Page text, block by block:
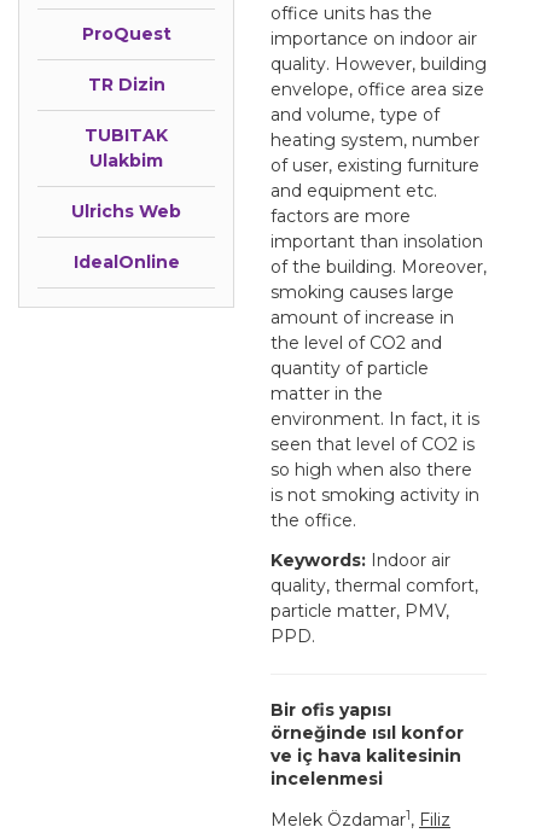
ProQuest
TR Dizin
TUBITAK
Ulakbim
Ulrichs Web
IdealOnline
office units has the
importance on indoor air
quality. However, building
envelope, office area size
and volume, type of
heating system, number
of user, existing furniture
and equipment etc.
factors are more
important than insolation
of the building. Moreover,
smoking causes large
amount of increase in
the level of CO2 and
quantity of particle
matter in the
environment. In fact, it is
seen that level of CO2 is
so high when also there
is not smoking activity in
the office.
Keywords: Indoor air
quality, thermal comfort,
particle matter, PMV,
PPD.
Bir ofis yapısı
örneğinde ısıl konfor
ve iç hava kalitesinin
incelenmesi
Melek Özdamar1, Filiz